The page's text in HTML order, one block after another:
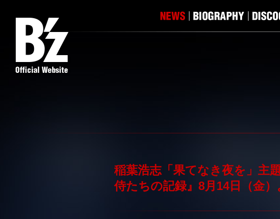
稲葉浩志「果てなき夜を」主
侍たちの記録』8月14日（金